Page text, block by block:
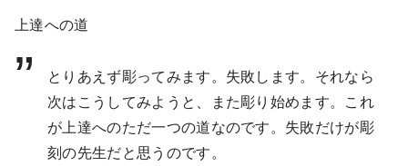
上達への道
とりあえず彫ってみます。失敗します。それなら
次はこうしてみようと、また彫り始めます。これ
が上達へのただ一つの道なのです。失敗だけが彫
刻の先生だと思うのです。